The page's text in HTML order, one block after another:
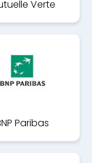
Verte
Paribas